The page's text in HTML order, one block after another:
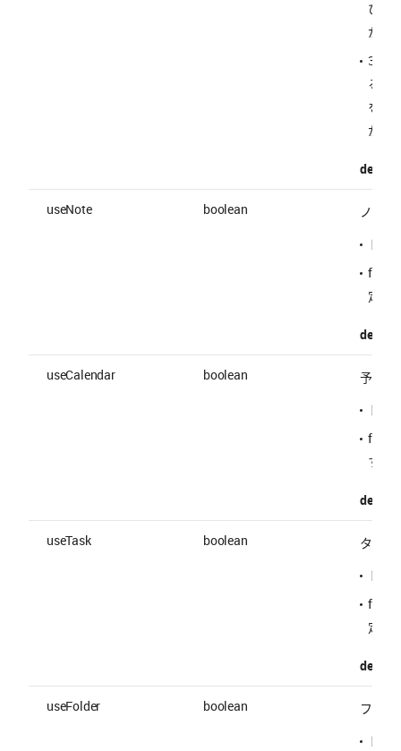
びト
が削
30
るこ
を確
が生
default
useNote boolean
ノー
トー
false
定す
default
useCalendar boolean
予定の
トー
false
する
default
useTask boolean
タスク
トー
false
定す
default
useFolder boolean
フォ
トー